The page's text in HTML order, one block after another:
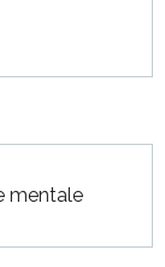
mentale